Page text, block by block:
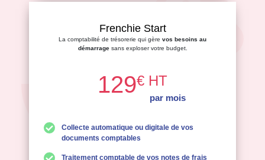
Frenchie Start
La comptabilité de trésorerie qui gère vos besoins au
démarragesans exploser votre budget.
129€ HT
par mois
Collecte automatique ou digitale de vos
documents comptables
Traitement comptable de vos notes de frais